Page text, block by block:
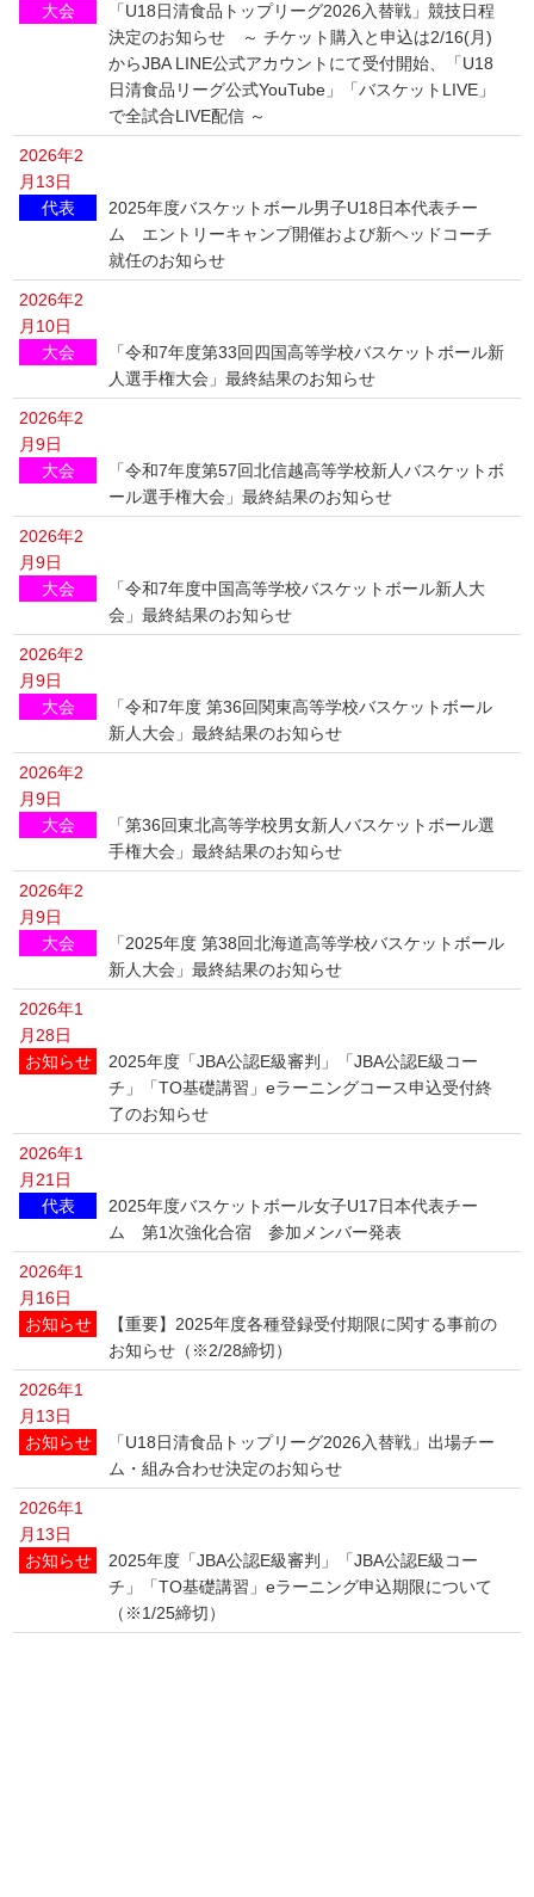
大会
「U18日清食品トップリーグ2026入替戦」競技日程
決定のお知らせ ～ チケット購入と申込は2/16(月)
からJBA LINE公式アカウントにて受付開始、「U18
日清食品リーグ公式YouTube」「バスケットLIVE」
で全試合LIVE配信 ～
2026年2
月13日
代表
2025年度バスケットボール男子U18日本代表チー
ム エントリーキャンプ開催および新ヘッドコーチ
就任のお知らせ
2026年2
月10日
大会
「令和7年度第33回四国高等学校バスケットボール新
人選手権大会」最終結果のお知らせ
2026年2
月9日
大会
「令和7年度第57回北信越高等学校新人バスケットボ
ール選手権大会」最終結果のお知らせ
2026年2
月9日
大会
「令和7年度中国高等学校バスケットボール新人大
会」最終結果のお知らせ
2026年2
月9日
大会
「令和7年度 第36回関東高等学校バスケットボール
新人大会」最終結果のお知らせ
2026年2
月9日
大会
「第36回東北高等学校男女新人バスケットボール選
手権大会」最終結果のお知らせ
2026年2
月9日
大会
「2025年度 第38回北海道高等学校バスケットボール
新人大会」最終結果のお知らせ
2026年1
月28日
お知らせ
2025年度「JBA公認E級審判」「JBA公認E級コー
チ」「TO基礎講習」eラーニングコース申込受付終
了のお知らせ
2026年1
月21日
代表
2025年度バスケットボール女子U17日本代表チー
ム 第1次強化合宿 参加メンバー発表
2026年1
月16日
お知らせ
【重要】2025年度各種登録受付期限に関する事前の
お知らせ（※2/28締切）
2026年1
月13日
お知らせ
「U18日清食品トップリーグ2026入替戦」出場チー
ム・組み合わせ決定のお知らせ
2026年1
月13日
お知らせ
2025年度「JBA公認E級審判」「JBA公認E級コー
チ」「TO基礎講習」eラーニング申込期限について
（※1/25締切）